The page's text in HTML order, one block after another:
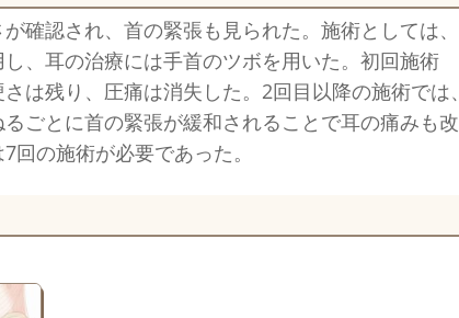
確認され、首の緊張も見られた。施術としては、
、耳の治療には手首のツボを用いた。初回施術
は残り、圧痛は消失した。2回目以降の施術では、
ごとに首の緊張が緩和されることで耳の痛みも改
の施術が必要であった。